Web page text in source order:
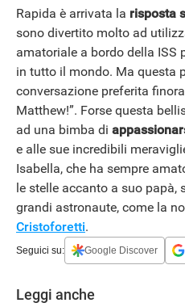
Rapida è arrivata la risposta
sono divertito molto ad
amatoriale a bordo della ISS
in tutto il mondo. Ma questa
conversazione preferita
Matthew!”. Forse questa
ad una bimba di
e alle sue incredibili
Isabella, che ha sempre
le stelle accanto a suo papà,
grandi astronaute, come la
Cristoforetti.
Seguici su: Google Discover
Leggi anche